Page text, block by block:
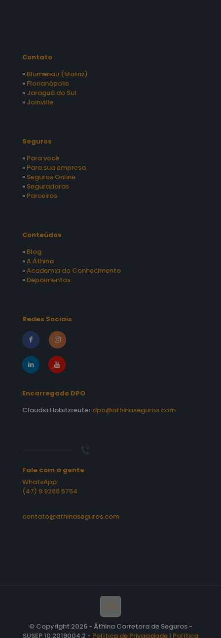
Contato
» Blumenau (Matriz)
» Florianópolis
» Jaraguá do Sul
» Joinville
Seguros
» Para você
» Para sua empresa
» Seguros Online
» Seguradoras
» Parceiros
Conteúdos
» Blog
»A Áthina
»Academia do Conhecimento
» Depoimentos
Redes Sociais
Encarregado DPO
Claudia Habitzreuter dpo@athinaseguros.com
Fale com a gente
WhatsApp:
(47) 9 9266 5754
contato@athinaseguros.com
© Copyright 2026 - Áthina Corretora de Seguros -
SUSEP 10.2019004.2 - Política de Privacidade | Política